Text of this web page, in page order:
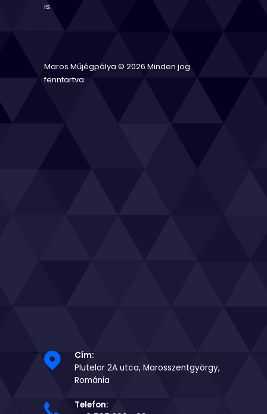
is.
Maros Műjégpálya © 2026 Minden jog
fenntartva.
Cím:
Plutelor 2A utca, Marosszentgyörgy,
Románia
Telefon: